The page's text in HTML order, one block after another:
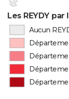
Les REYDY
Aucun